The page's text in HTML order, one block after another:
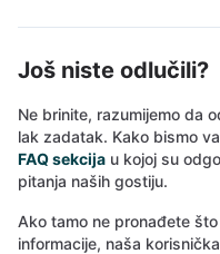
Još niste odlučili?
Ne brinite, razumijemo da
lak zadatak. Kako bismo
FAQ sekcija u kojoj su
pitanja naših gostiju.
Ako tamo ne pronađete
informacije, naša